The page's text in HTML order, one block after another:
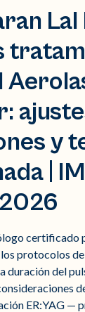
y
|
2026
certificado
protocolos
duración del
ER:YAG —